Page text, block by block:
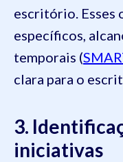
escritório. Esses
específicos,
temporais (
clara para o
3.
iniciativas